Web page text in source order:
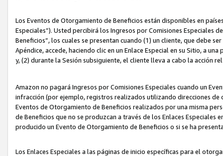
Los Eventos de Otorgamiento de Beneficios están disponibles en
Especiales”). Usted percibirá los Ingresos por Comisiones Especiales
Beneficios”, los cuales se presentan cuando (1) un cliente, que debe
Apéndice, accede, haciendo clic en un Enlace Especial en su Sitio, a
y, (2) durante la Sesión subsiguiente, el cliente lleva a cabo la acción
Amazon no pagará Ingresos por Comisiones Especiales cuando un
infracción (por ejemplo, registros realizados utilizando direcciones
Eventos de Otorgamiento de Beneficios realizados por una misma
de Beneficios que no se produzcan a través de los Enlaces Especiales
producido un Evento de Otorgamiento de Beneficios o si se ha
Los Enlaces Especiales a las páginas de inicio específicas para el